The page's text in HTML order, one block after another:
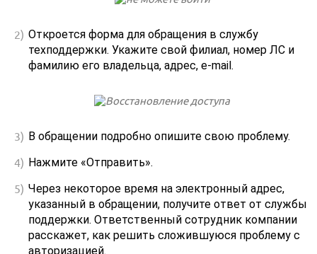
Откроется форма для обращения в службу
техподдержки. Укажите свой филиал, номер ЛС и
фамилию его владельца, адрес, e-mail.
В обращении подробно опишите свою проблему.
Нажмите «Отправить».
Через некоторое время на электронный адрес,
указанный в обращении, получите ответ от службы
поддержки. Ответственный сотрудник компании
расскажет, как решить сложившуюся проблему с
авторизацией.